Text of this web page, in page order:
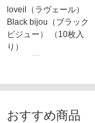
loveil（ラヴェール）
Black bijou（ブラック
ビジュー） （10枚入
り）
おすすめ商品